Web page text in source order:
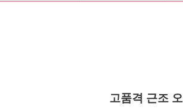
고품격 근조